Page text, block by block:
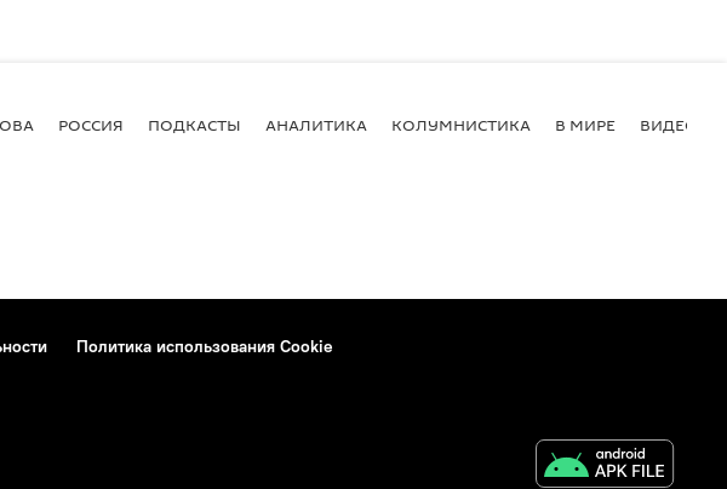
РОССИЯ ПОДКАСТЫ АНАЛИТИКА КОЛУМНИСТИКА В МИРЕ ВИДЕО
Политика использования Cookie